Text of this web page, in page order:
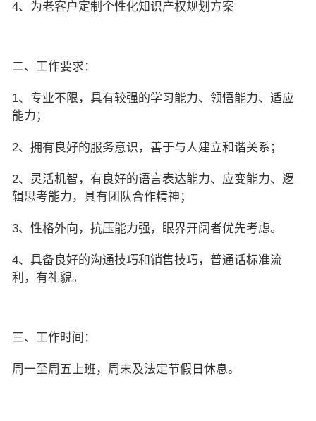
4、为老客户定制个性化知识产权规划方案
二、工作要求：
1、专业不限，具有较强的学习能力、领悟能力、适应
能力；
2、拥有良好的服务意识，善于与人建立和谐关系；
2、灵活机智，有良好的语言表达能力、应变能力、逻
辑思考能力，具有团队合作精神；
3、性格外向，抗压能力强，眼界开阔者优先考虑。
4、具备良好的沟通技巧和销售技巧，普通话标准流
利，有礼貌。
三、工作时间：
周一至周五上班，周末及法定节假日休息。